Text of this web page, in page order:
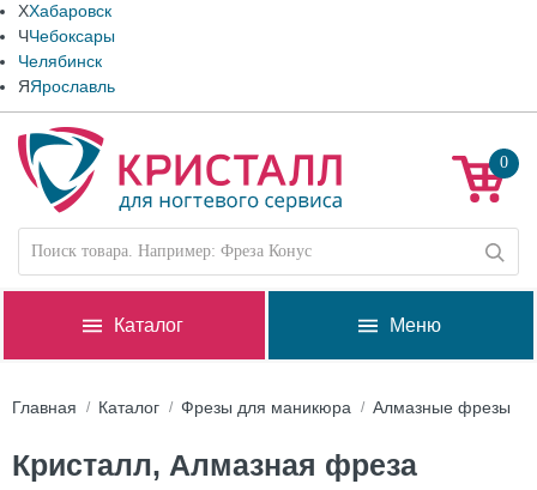
ХХабаровск
ЧЧебоксары
Челябинск
ЯЯрославль
0
Каталог Меню
Главная Каталог Фрезы для маникюра Алмазные фрезы
Кристалл, Алмазная фреза